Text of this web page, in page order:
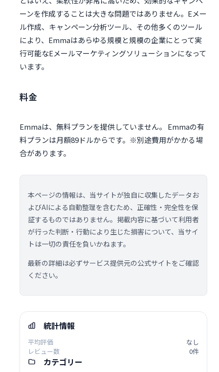
ーンを作成することは大きな問題ではありません。Eメー
ル作成、キャンペーン分析ツール、その他多くのツール
により、Emmaはあらゆる規模と規模の企業にとって実
行可能なEメールマーケティングソリューションになって
います。
料金
Emmaは、無料プランを提供していません。 Emmaの有
料プランは月額89ドルからです。※別途費用がかかる場
合があります。
本ページの情報は、当サイトが独自に収集したデータお
よびAIによる自動整理を含むため、正確性・完全性を保
証するものではありません。掲載内容に基づいて利用者
が行った判断・行動により生じた損害について、当サイ
トは一切の責任を負いかねます。
最新の詳細は必ずサービス提供元の公式サイトをご確認
ください。
統計情報
平均評価
なし
レビュー数
0件
カテゴリー